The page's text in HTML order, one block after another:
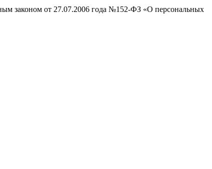
законом от 27.07.2006 года №152-ФЗ «О персональных